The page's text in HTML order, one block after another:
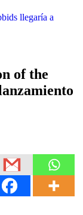
llegaría a
of the